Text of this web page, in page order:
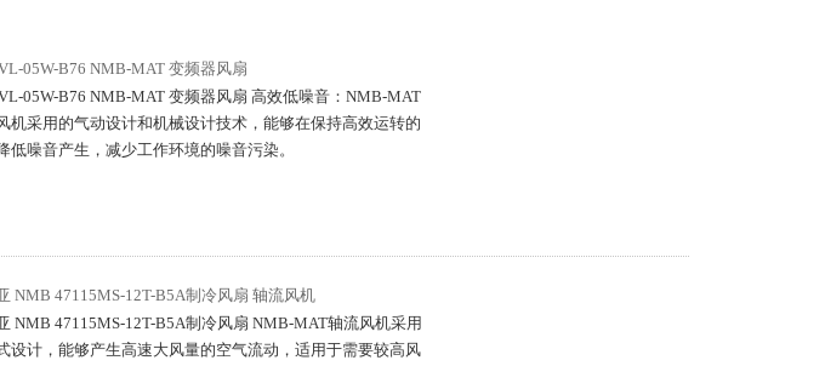
05W-B76 NMB-MAT 变频器风扇
05W-B76 NMB-MAT 变频器风扇 高效低噪音：NMB-MAT
机采用的气动设计和机械设计技术，能够在保持高效运转的
低噪音产生，减少工作环境的噪音污染。
NMB 47115MS-12T-B5A制冷风扇 轴流风机
NMB 47115MS-12T-B5A制冷风扇 NMB-MAT轴流风机采用
设计，能够产生高速大风量的空气流动，适用于需要较高风